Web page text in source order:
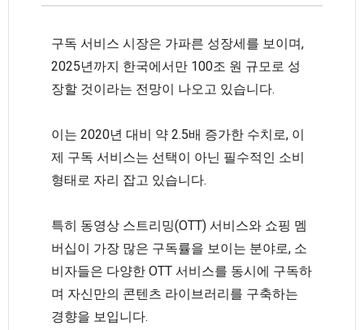
구독 서비스 시장은 가파른 성장세를 보이며,
2025년까지 한국에서만 100조 원 규모로 성
장할 것이라는 전망이 나오고 있습니다.
이는 2020년 대비 약 2.5배 증가한 수치로, 이
제 구독 서비스는 선택이 아닌 필수적인 소비
형태로 자리 잡고 있습니다.
특히 동영상 스트리밍(OTT) 서비스와 쇼핑 멤
버십이 가장 많은 구독률을 보이는 분야로, 소
비자들은 다양한 OTT 서비스를 동시에 구독하
며 자신만의 콘텐츠 라이브러리를 구축하는
경향을 보입니다.